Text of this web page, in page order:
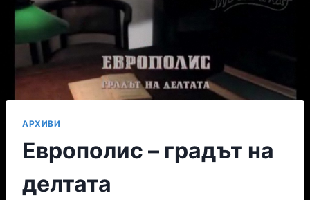
АРХИВИ
Европолис – градът на
делтата